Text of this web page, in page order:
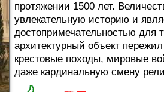
протяжении 1500 лет.
увлекательную историю и
достопримечательностью для
архитектурный объект
крестовые походы, мировые
даже кардинальную смену